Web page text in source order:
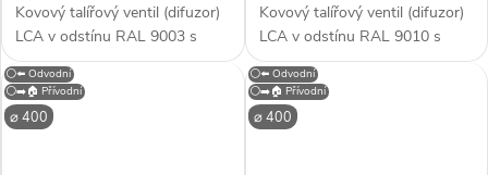
Kovový talířový ventil (difuzor)
LCA v odstínu RAL 9003 s
průměrem připojení 400 mm. S
neperforovaným čelním
panelem je určen pro přívod a
odvod vzduchu. Kruhový...
Kovový talířový ventil (difuzor)
LCA v odstínu RAL 9010 s
průměrem připojení 400 mm. S
neperforovaným čelním
panelem je určen pro přívod a
odvod vzduchu. Kruhový...
⌀ 400
⚪⬅️ Odvodní
⚪➡️🏠 Přívodní
⌀ 400
⚪⬅️ Odvodní
⚪➡️🏠 Přívodní